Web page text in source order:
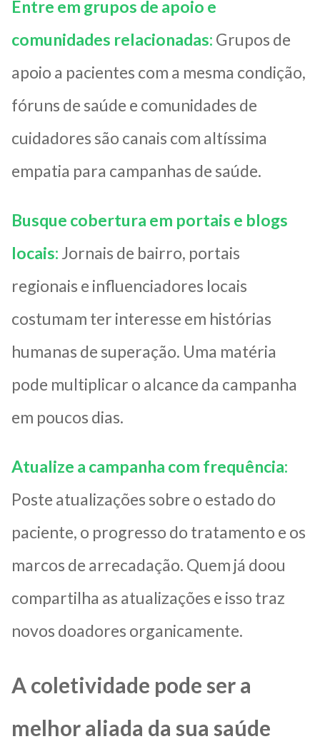
Entre em grupos de apoio e
comunidades relacionadas: Grupos de
apoio a pacientes com a mesma condição,
fóruns de saúde e comunidades de
cuidadores são canais com altíssima
empatia para campanhas de saúde.
Busque cobertura em portais e blogs
locais: Jornais de bairro, portais
regionais e influenciadores locais
costumam ter interesse em histórias
humanas de superação. Uma matéria
pode multiplicar o alcance da campanha
em poucos dias.
Atualize a campanha com frequência:
Poste atualizações sobre o estado do
paciente, o progresso do tratamento e os
marcos de arrecadação. Quem já doou
compartilha as atualizações e isso traz
novos doadores organicamente.
A coletividade pode ser a
melhor aliada da sua saúde